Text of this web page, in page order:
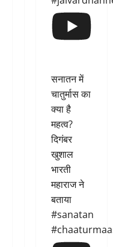
सनातन में
चातुर्मास का
क्या है
महत्व?
दिगंबर
खुशाल
भारती
महाराज ने
बताया
#sanatan